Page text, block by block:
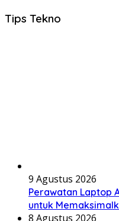
Tips Tekno
9 Agustus 2026
Perawatan Laptop
untuk
8 Agustus 2026